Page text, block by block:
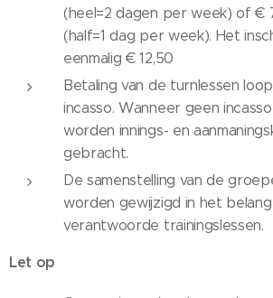
(heel=2 dagen per week) of €
(half=1 dag per week). Het
eenmalig € 12,50
Betaling van de turnlessen
incasso. Wanneer geen incasso
worden innings- en
gebracht.
De samenstelling van de
worden gewijzigd in het
verantwoorde trainingslessen.
Let op